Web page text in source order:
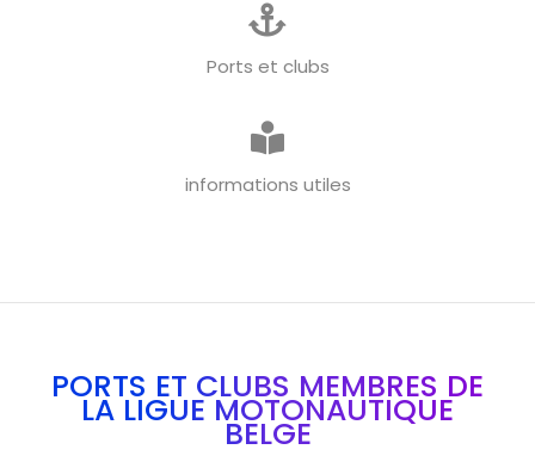
Ports et clubs
informations utiles
PORTS ET CLUBS MEMBRES DE
LA LIGUE MOTONAUTIQUE
BELGE